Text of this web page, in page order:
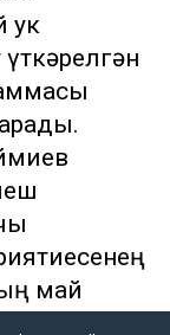
ук
май